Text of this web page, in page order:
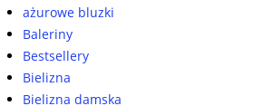
ażurowe bluzki
Baleriny
Bestsellery
Bielizna
Bielizna damska